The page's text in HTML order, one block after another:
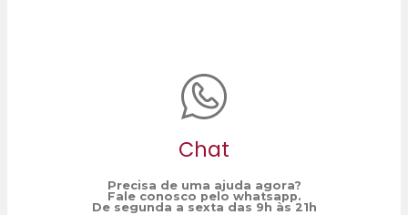
Chat
Precisa de uma ajuda agora?
Fale conosco pelo whatsapp.
De segunda a sexta das 9h às 21h